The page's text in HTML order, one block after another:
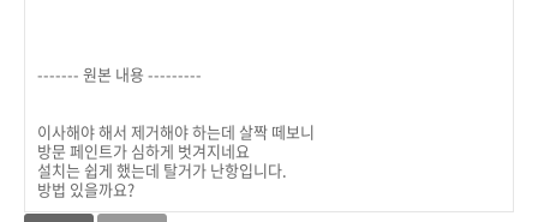
------- 원본 내용 ---------
이사해야 해서 제거해야 하는데 살짝 떼보니
방문 페인트가 심하게 벗겨지네요
설치는 쉽게 했는데 탈거가 난항입니다.
방법 있을까요?